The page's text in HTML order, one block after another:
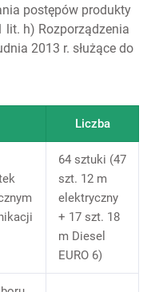
postępów produkty
lit. h) Rozporządzenia
2013 r. służące do
Liczba
64 sztuki (47
szt. 12 m
elektryczny
+ 17 szt. 18
m Diesel
EURO 6)